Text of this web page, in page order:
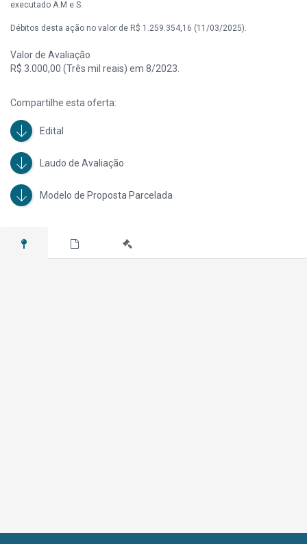
executado A.M e S.
Débitos desta ação no valor de R$ 1.259.354,16 (11/03/2025).
Valor de Avaliação
R$ 3.000,00 (Três mil reais) em 8/2023.
Compartilhe esta oferta:
Edital
Laudo de Avaliação
Modelo de Proposta Parcelada